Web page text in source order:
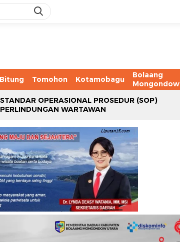
Bitung Tomohon Kotamobagu
Bolaang
Mongondow
STANDAR OPERASIONAL PROSEDUR (SOP)
PERLINDUNGAN WARTAWAN